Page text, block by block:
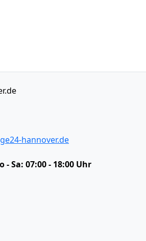
hannover.de
- Sa: 07:00 - 18:00 Uhr